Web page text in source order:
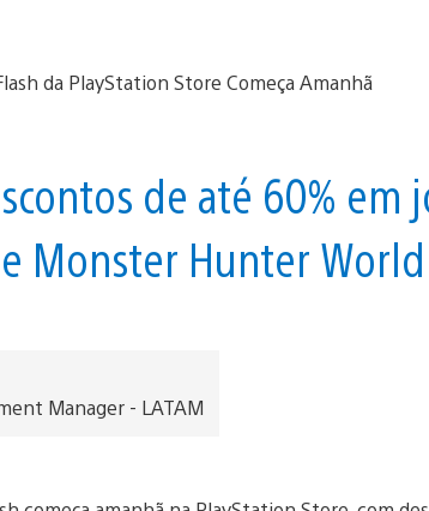
de até 60% em
Monster Hunter
Manager - LATAM